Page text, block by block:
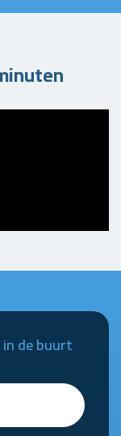
de buurt